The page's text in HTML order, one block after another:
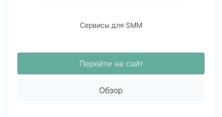
Сервисы для SMM
Перейти на сайт
Обзор